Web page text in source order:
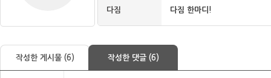
다짐 다짐 한마디!
작성한 게시물 (6) 작성한 댓글 (6)